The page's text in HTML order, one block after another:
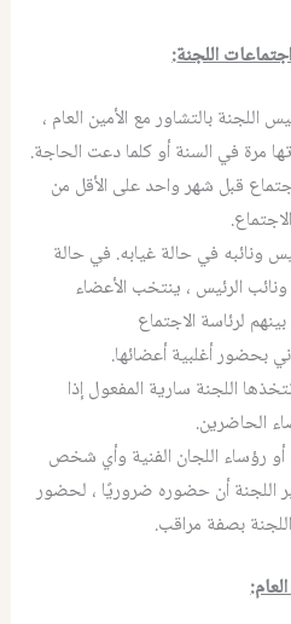
اللجنة:
اللجنة بالتشاور مع الأمين العام ،
مرة في السنة أو كلما دعت الحاجة.
قبل شهر واحد على الأقل من
ونائبه في حالة غيابه. في حالة
الرئيس ، ينتخب الأعضاء
لرئاسة الاجتماع
بحضور أغلبية أعضائها.
اللجنة سارية المفعول إذا
الحاضرين.
رؤساء اللجان الفنية وأي شخص
اللجنة أن حضوره ضروريًا ، لحضور
بصفة مراقب.
: